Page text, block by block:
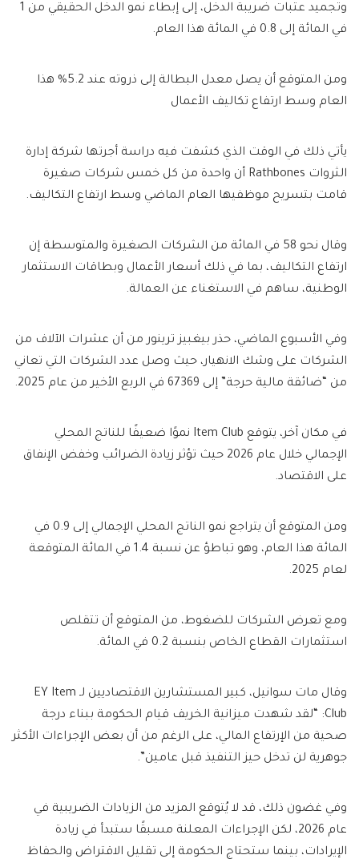
وتجميد عتبات ضريبة الدخل، إلى إبطاء نمو الدخل الحقيقي من 1
في المائة إلى 0.8 في المائة هذا العام.
ومن المتوقع أن يصل معدل البطالة إلى ذروته عند 5.2% هذا
العام وسط ارتفاع تكاليف الأعمال
يأتي ذلك في الوقت الذي كشفت فيه دراسة أجرتها شركة إدارة
الثروات Rathbones أن واحدة من كل خمس شركات صغيرة
قامت بتسريح موظفيها العام الماضي وسط ارتفاع التكاليف.
وقال نحو 58 في المائة من الشركات الصغيرة والمتوسطة إن
ارتفاع التكاليف، بما في ذلك أسعار الأعمال وبطاقات الاستثمار
الوطنية، ساهم في الاستغناء عن العمالة.
وفي الأسبوع الماضي، حذر بيغبيز ترينور من أن عشرات الآلاف من
الشركات على وشك الانهيار، حيث وصل عدد الشركات التي تعاني
من “ضائقة مالية حرجة” إلى 67369 في الربع الأخير من عام 2025.
في مكان آخر، يتوقع Item Club نموًا ضعيفًا للناتج المحلي
الإجمالي خلال عام 2026 حيث تؤثر زيادة الضرائب وخفض الإنفاق
على الاقتصاد.
ومن المتوقع أن يتراجع نمو الناتج المحلي الإجمالي إلى 0.9 في
المائة هذا العام، وهو تباطؤ عن نسبة 1.4 في المائة المتوقعة
لعام 2025.
ومع تعرض الشركات للضغوط، من المتوقع أن تتقلص
استثمارات القطاع الخاص بنسبة 0.2 في المائة.
وقال مات سوانيل، كبير المستشارين الاقتصاديين لـ EY Item
Club: “لقد شهدت ميزانية الخريف قيام الحكومة ببناء درجة
صحية من الإرتفاع المالي، على الرغم من أن بعض الإجراءات الأكثر
جوهرية لن تدخل حيز التنفيذ قبل عامين”.
وفي غضون ذلك، قد لا يُتوقع المزيد من الزيادات الضريبية في
عام 2026، لكن الإجراءات المعلنة مسبقًا ستبدأ في زيادة
الإيرادات، بينما ستحتاج الحكومة إلى تقليل الاقتراض والحفاظ